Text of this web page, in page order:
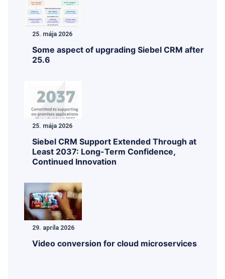
25. mája 2026
Some aspect of upgrading Siebel CRM after
25.6
25. mája 2026
Siebel CRM Support Extended Through at
Least 2037: Long-Term Confidence,
Continued Innovation
29. apríla 2026
Video conversion for cloud microservices